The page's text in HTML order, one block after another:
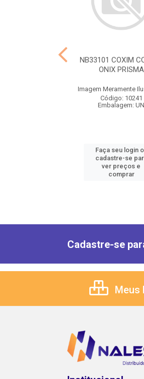
NB33101 COXIM
ONIX PRISMA
Imagem Meramente
Código: 10241
Embalagem: UN
Faça seu login
cadastre-se
ver preços e
comprar
Cadastre-se
Meus